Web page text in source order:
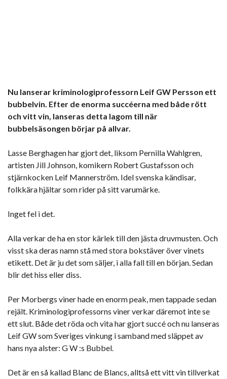
Nu lanserar kriminologiprofessorn Leif GW Persson ett
bubbelvin. Efter de enorma succéerna med både rött
och vitt vin, lanseras detta lagom till när
bubbelsäsongen börjar på allvar.
Lasse Berghagen har gjort det, liksom Pernilla Wahlgren,
artisten Jill Johnson, komikern Robert Gustafsson och
stjärnkocken Leif Mannerström. Idel svenska kändisar,
folkkära hjältar som rider på sitt varumärke.
Inget fel i det.
Alla verkar de ha en stor kärlek till den jästa druvmusten. Och
visst ska deras namn stå med stora bokstäver över vinets
etikett. Det är ju det som säljer, i alla fall till en början. Sedan
blir det hiss eller diss.
Per Morbergs viner hade en enorm peak, men tappade sedan
rejält. Kriminologiprofessorns viner verkar däremot inte se
ett slut. Både det röda och vita har gjort succé och nu lanseras
Leif GW som Sveriges vinkung i samband med släppet av
hans nya alster: G W :s Bubbel.
Det är en så kallad Blanc de Blancs, alltså ett vitt vin tillverkat